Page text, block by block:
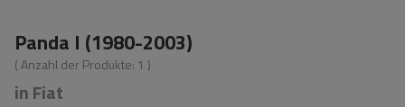
Panda I (1980-2003)
( Anzahl der Produkte: 1 )
in Fiat